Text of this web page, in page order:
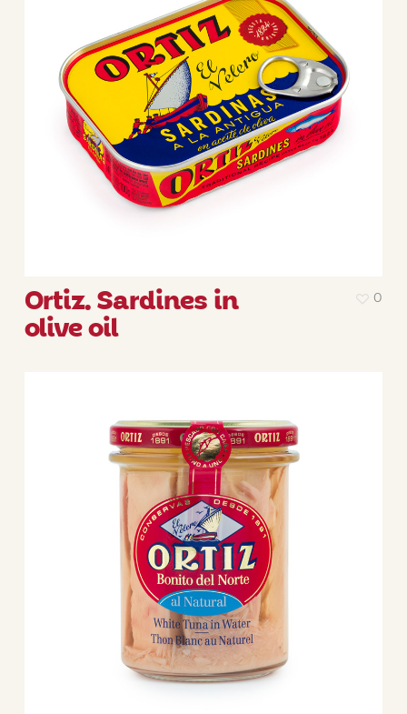
Ortiz. Sardines in
olive oil
0